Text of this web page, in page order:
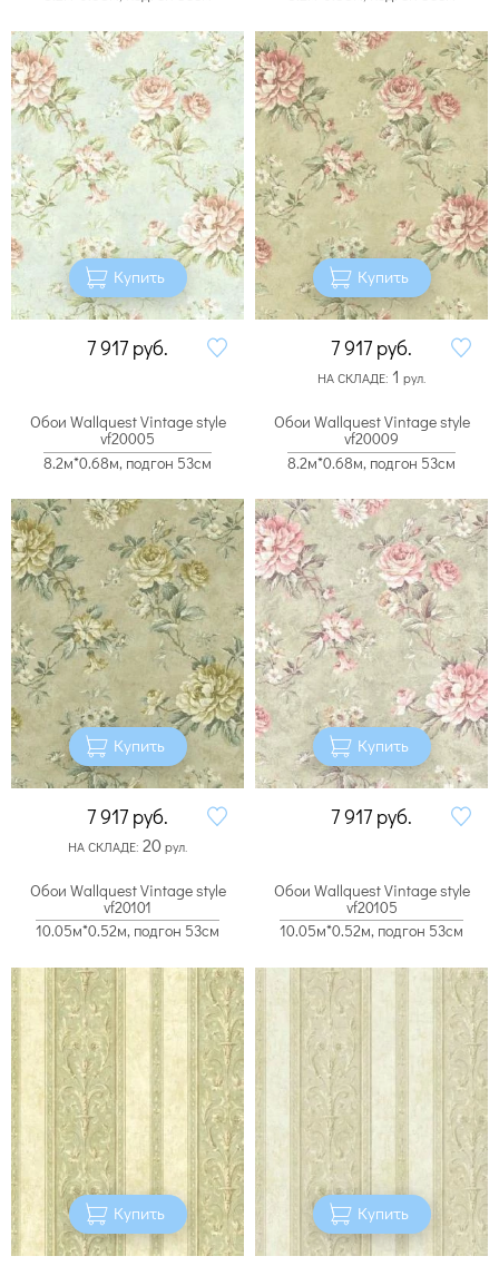
Купить
7 917 руб.
Купить
7 917 руб.
НА СКЛАДЕ: 1 рул.
Обои Wallquest Vintage style
vf20005
8.2м*0.68м, подгон 53см
Купить
7 917 руб.
НА СКЛАДЕ: 20рул.
Обои Wallquest Vintage style
vf20009
8.2м*0.68м, подгон 53см
Купить
7 917 руб.
Обои Wallquest Vintage style
vf20101
10.05м*0.52м, подгон 53см
Купить
Обои Wallquest Vintage style
vf20105
10.05м*0.52м, подгон 53см
Купить